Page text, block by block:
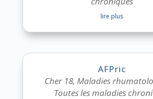
lire plus
AFPric
Cher 18, Maladies
Toutes les maladies